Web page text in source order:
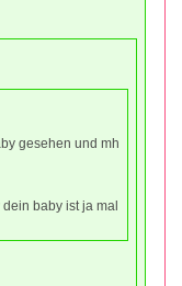
gesehen und mh
baby ist ja mal